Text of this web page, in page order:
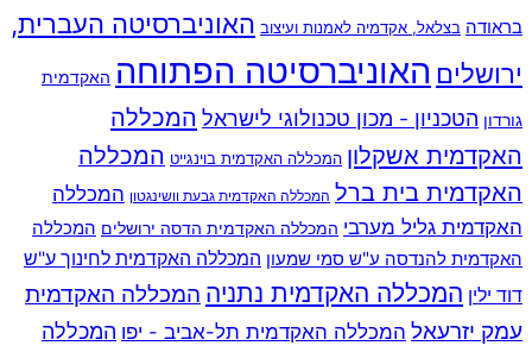
בראודה בצלאל, אקדמיה לאמנות ועיצוב האוניברסיטה העברית,
ירושלים האוניברסיטה הפתוחה האקדמית
גורדון הטכניון - מכון טכנולוגי לישראל המכללה
האקדמית אשקלון המכללה האקדמית בוינגייט המכללה
האקדמית בית ברל המכללה האקדמית גבעת וושינגטון המכללה
האקדמית גליל מערבי המכללה האקדמית הדסה ירושלים המכללה
האקדמית להנדסה ע"ש סמי שמעון המכללה האקדמית לחינוך ע"ש
דוד ילין המכללה האקדמית נתניה המכללה האקדמית
עמק יזרעאל המכללה האקדמית תל-אביב - יפו המכללה